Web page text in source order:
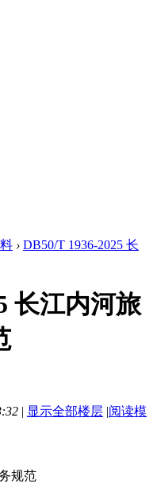
› DB50/T 1936-2025 长
长江内河旅
| 显示全部楼层 |阅读模
规范